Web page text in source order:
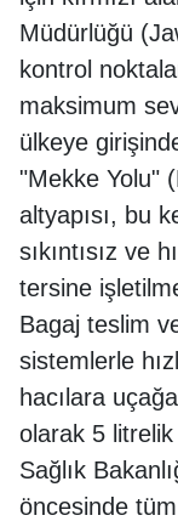
Müdürlüğü
kontrol
maksimum
ülkeye
"Mekke Yolu"
altyapısı, bu
sıkıntısız ve
tersine
Bagaj teslim
sistemlerle
hacılara
olarak 5
Sağlık
öncesinde